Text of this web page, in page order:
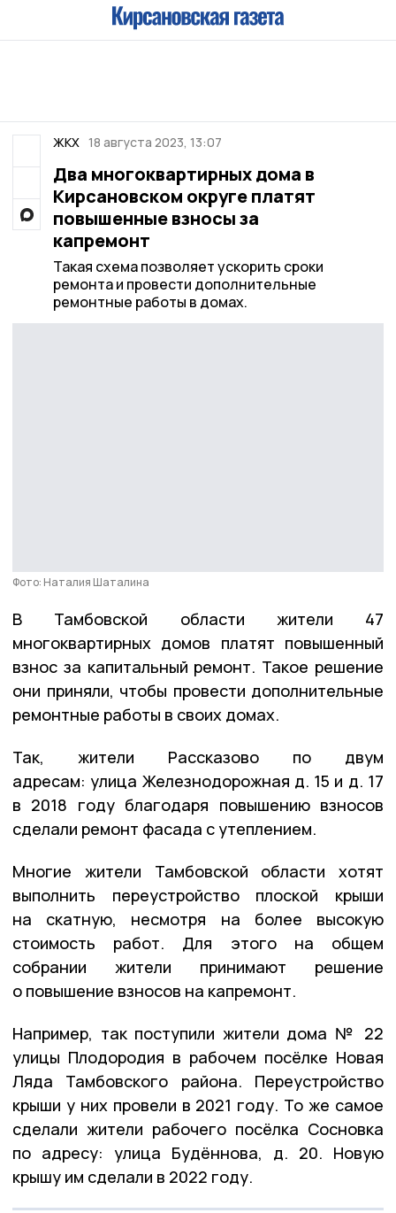
ЖКХ 18 августа 2023, 13:07
Два многоквартирных дома в
Кирсановском округе платят
повышенные взносы за
капремонт
Такая схема позволяет ускорить сроки
ремонта и провести дополнительные
ремонтные работы в домах.
Фото: Наталия Шаталина
В Тамбовской области жители 47
многоквартирных домов платят повышенный
взнос за капитальный ремонт. Такое решение
они приняли, чтобы провести дополнительные
ремонтные работы в своих домах.
Так, жители Рассказово по двум
адресам: улица Железнодорожная д. 15 и д. 17
в 2018 году благодаря повышению взносов
сделали ремонт фасада с утеплением.
Многие жители Тамбовской области хотят
выполнить переустройство плоской крыши
на скатную, несмотря на более высокую
стоимость работ. Для этого на общем
собрании жители принимают решение
о повышение взносов на капремонт.
Например, так поступили жители дома № 22
улицы Плодородия в рабочем посёлке Новая
Ляда Тамбовского района. Переустройство
крыши у них провели в 2021 году. То же самое
сделали жители рабочего посёлка Сосновка
по адресу: улица Будённова, д. 20. Новую
крышу им сделали в 2022 году.